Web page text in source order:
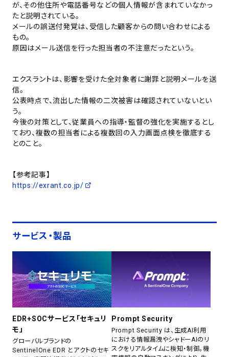
が、その他住所や電話番号などの個人情報が含まれていなかっ
たと説明されている。
メールの誤送付発覚は、受信した顧客からの問い合わせによる
もの。
原因はメール送信を行った担当者の不注意だったという。
エクスラントは、影響を受けた全対象者に謝罪と説明メールを送
信。
公表時点で、流出した情報の二次被害は確認されていないとい
う。
今後の対策として、従業員への指導・監督の強化を実施するとし
ており、複数の担当者による複数回の入力画面点検を徹底する
とのこと。
【参考記事】
https://exrant.co.jp/
サービス・製品
EDR+SOCサービス「セキュリ
モ」
グローバルブランドの
SentinelOne EDR とアクトのセキ
Prompt Security
Prompt Security は、生成AI利用
における情報漏洩やシャドーAIのリ
スクをリアルタイムに検知・制御。機